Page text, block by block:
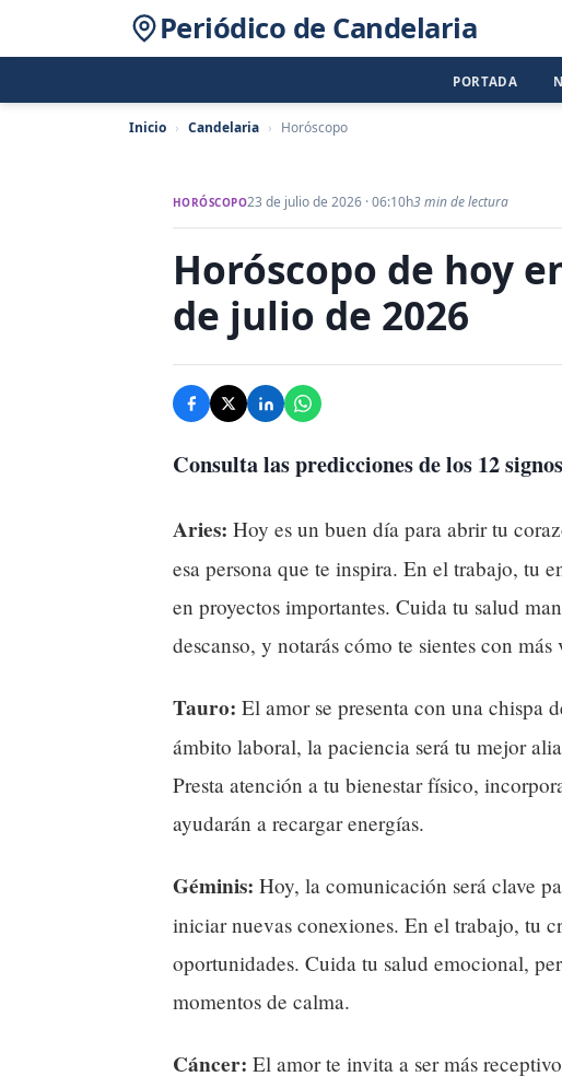
Periódico de Candelaria
PORTADA
Inicio › Candelaria › Horóscopo
HORÓSCOPO23 de julio de 2026 · 06:10h3 min de lectura
Horóscopo de hoy
de julio de 2026
Consulta las predicciones de los 12
Aries: Hoy es un buen día para abrir tu
esa persona que te inspira. En el trabajo, tu
en proyectos importantes. Cuida tu salud
descanso, y notarás cómo te sientes con
Tauro: El amor se presenta con una chispa
ámbito laboral, la paciencia será tu mejor
Presta atención a tu bienestar físico,
ayudarán a recargar energías.
Géminis: Hoy, la comunicación será clave
iniciar nuevas conexiones. En el trabajo, tu
oportunidades. Cuida tu salud emocional,
momentos de calma.
Cáncer: El amor te invita a ser más